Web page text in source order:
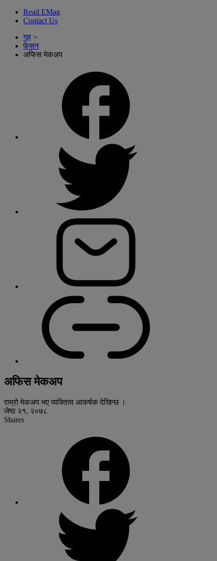
Read EMag
Contact Us
गृह >
फेसन
अफिस मेकअप
अफिस मेकअप
राम्रो मेकअप भए व्यक्तित्व आकर्षक देखिन्छ ।
जेष्ठ २१, २०७८
Shares